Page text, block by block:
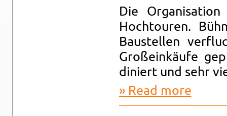
Die
Hoch­touren.
Baustellen
Großeinkäufe
diniert und sehr
Read more